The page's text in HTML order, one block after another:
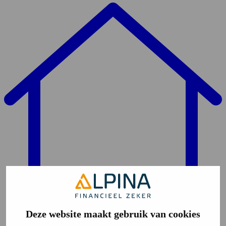
Deze website maakt gebruik van cookies